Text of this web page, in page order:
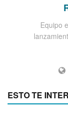
Equipo
ESTO TE